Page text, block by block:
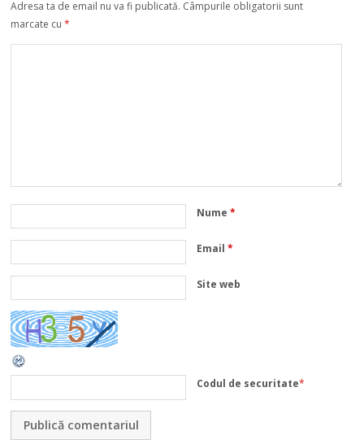
Adresa ta de email nu va fi publicată. Câmpurile obligatorii sunt
marcate cu*
Nume*
Email*
Site web
Codul de securitate*